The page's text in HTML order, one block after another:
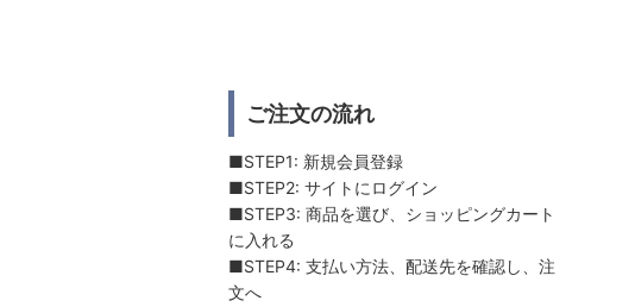
ご注文の流れ
■STEP1: 新規会員登録
■STEP2: サイトにログイン
■STEP3: 商品を選び、ショッピングカート
に入れる
■STEP4: 支払い方法、配送先を確認し、注
文へ